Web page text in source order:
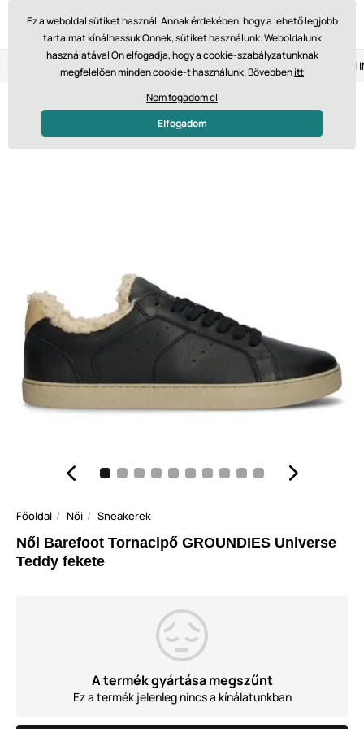
Visszaküldés 14 napon belül Gyors szállítás 61 475 Ft-tól
Főoldal Női Sneakerek
Női Barefoot Tornacipő GROUNDIES Universe
Teddy fekete
A termék gyártása megszűnt
Ez a termék jelenleg nincs a kínálatunkban
Ez a weboldal sütiket használ. Annak érdekében, hogy a lehető legjobb
tartalmat kínálhassuk Önnek, sütiket használunk. Weboldalunk
használatával Ön elfogadja, hogy a cookie-szabályzatunknak
megfelelően minden cookie-t használunk. Bővebbenitt
Nem fogadom el
Elfogadom